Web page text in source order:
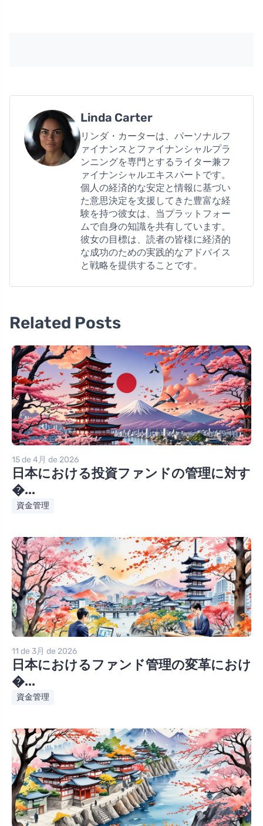
Linda Carter
リンダ・カーターは、パーソナルフ
ァイナンスとファイナンシャルプラ
ンニングを専門とするライター兼フ
ァイナンシャルエキスパートです。
個人の経済的な安定と情報に基づい
た意思決定を支援してきた豊富な経
験を持つ彼女は、当プラットフォー
ムで自身の知識を共有しています。
彼女の目標は、読者の皆様に経済的
な成功のための実践的なアドバイス
と戦略を提供することです。
Related Posts
15 de 4月 de 2026
日本における投資ファンドの管理に対す
�...
資金管理
11 de 3月 de 2026
日本におけるファンド管理の変革におけ
�...
資金管理